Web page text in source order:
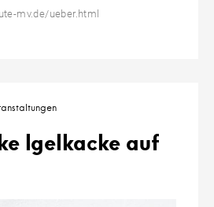
mv.de/ueber.html
Igelkacke auf